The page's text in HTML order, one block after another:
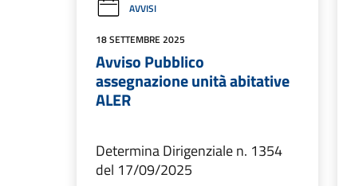
AVVISI
18 SETTEMBRE 2025
Avviso Pubblico
assegnazione unità abitative
ALER
Determina Dirigenziale n. 1354
del 17/09/2025